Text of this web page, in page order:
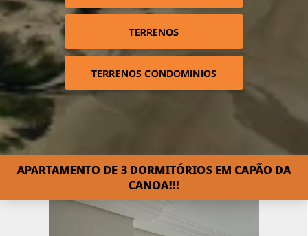
TERRENOS
TERRENOS CONDOMINIOS
APARTAMENTO DE 3 DORMITÓRIOS EM CAPÃO DA
CANOA!!!